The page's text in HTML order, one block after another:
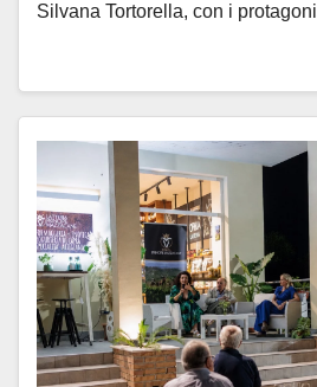
Silvana Tortorella, con i